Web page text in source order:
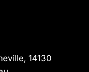
14130